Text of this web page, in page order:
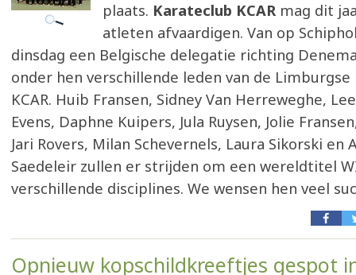
plaats. Karateclub KCAR mag dit
atleten afvaardigen. Van op
dinsdag een Belgische delegatie richting
onder hen verschillende leden van de
KCAR. Huib Fransen, Sidney Van Herreweghe,
Evens, Daphne Kuipers, Jula Ruysen, Jolie
Jari Rovers, Milan Schevernels, Laura Sikorski en
Saedeleir zullen er strijden om een wereldtitel
verschillende disciplines. We wensen hen veel
Opnieuw kopschildkreeftjes gespot